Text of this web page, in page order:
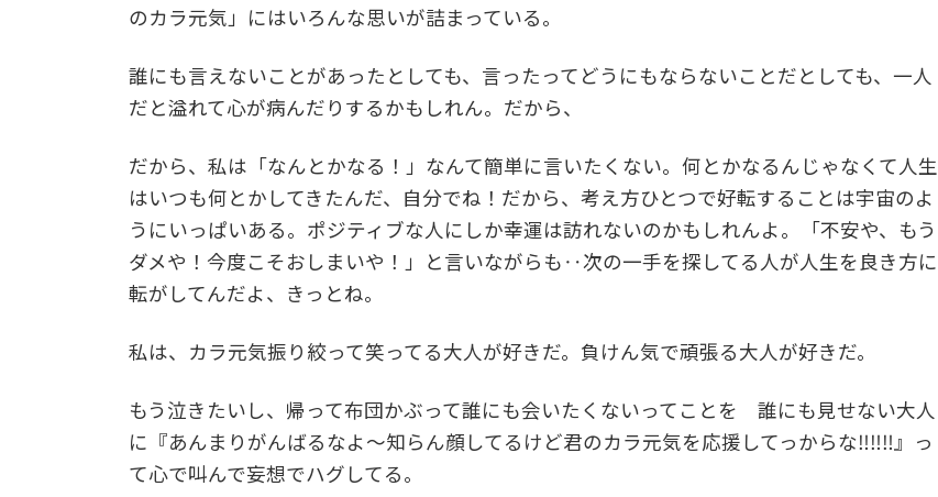
のカラ元気」にはいろんな思いが詰まっている。
誰にも言えないことがあったとしても、言ったってどうにもならないことだとしても、一人
だと溢れて心が病んだりするかもしれん。だから、
だから、私は「なんとかなる！」なんて簡単に言いたくない。何とかなるんじゃなくて人生
はいつも何とかしてきたんだ、自分でね！だから、考え方ひとつで好転することは宇宙のよ
うにいっぱいある。ポジティブな人にしか幸運は訪れないのかもしれんよ。「不安や、もう
ダメや！今度こそおしまいや！」と言いながらも‥次の一手を探してる人が人生を良き方に
転がしてんだよ、きっとね。
私は、カラ元気振り絞って笑ってる大人が好きだ。負けん気で頑張る大人が好きだ。
もう泣きたいし、帰って布団かぶって誰にも会いたくないってことを 誰にも見せない大人
に『あんまりがんばるなよ～知らん顔してるけど君のカラ元気を応援してっからな‼‼‼』っ
て心で叫んで妄想でハグしてる。